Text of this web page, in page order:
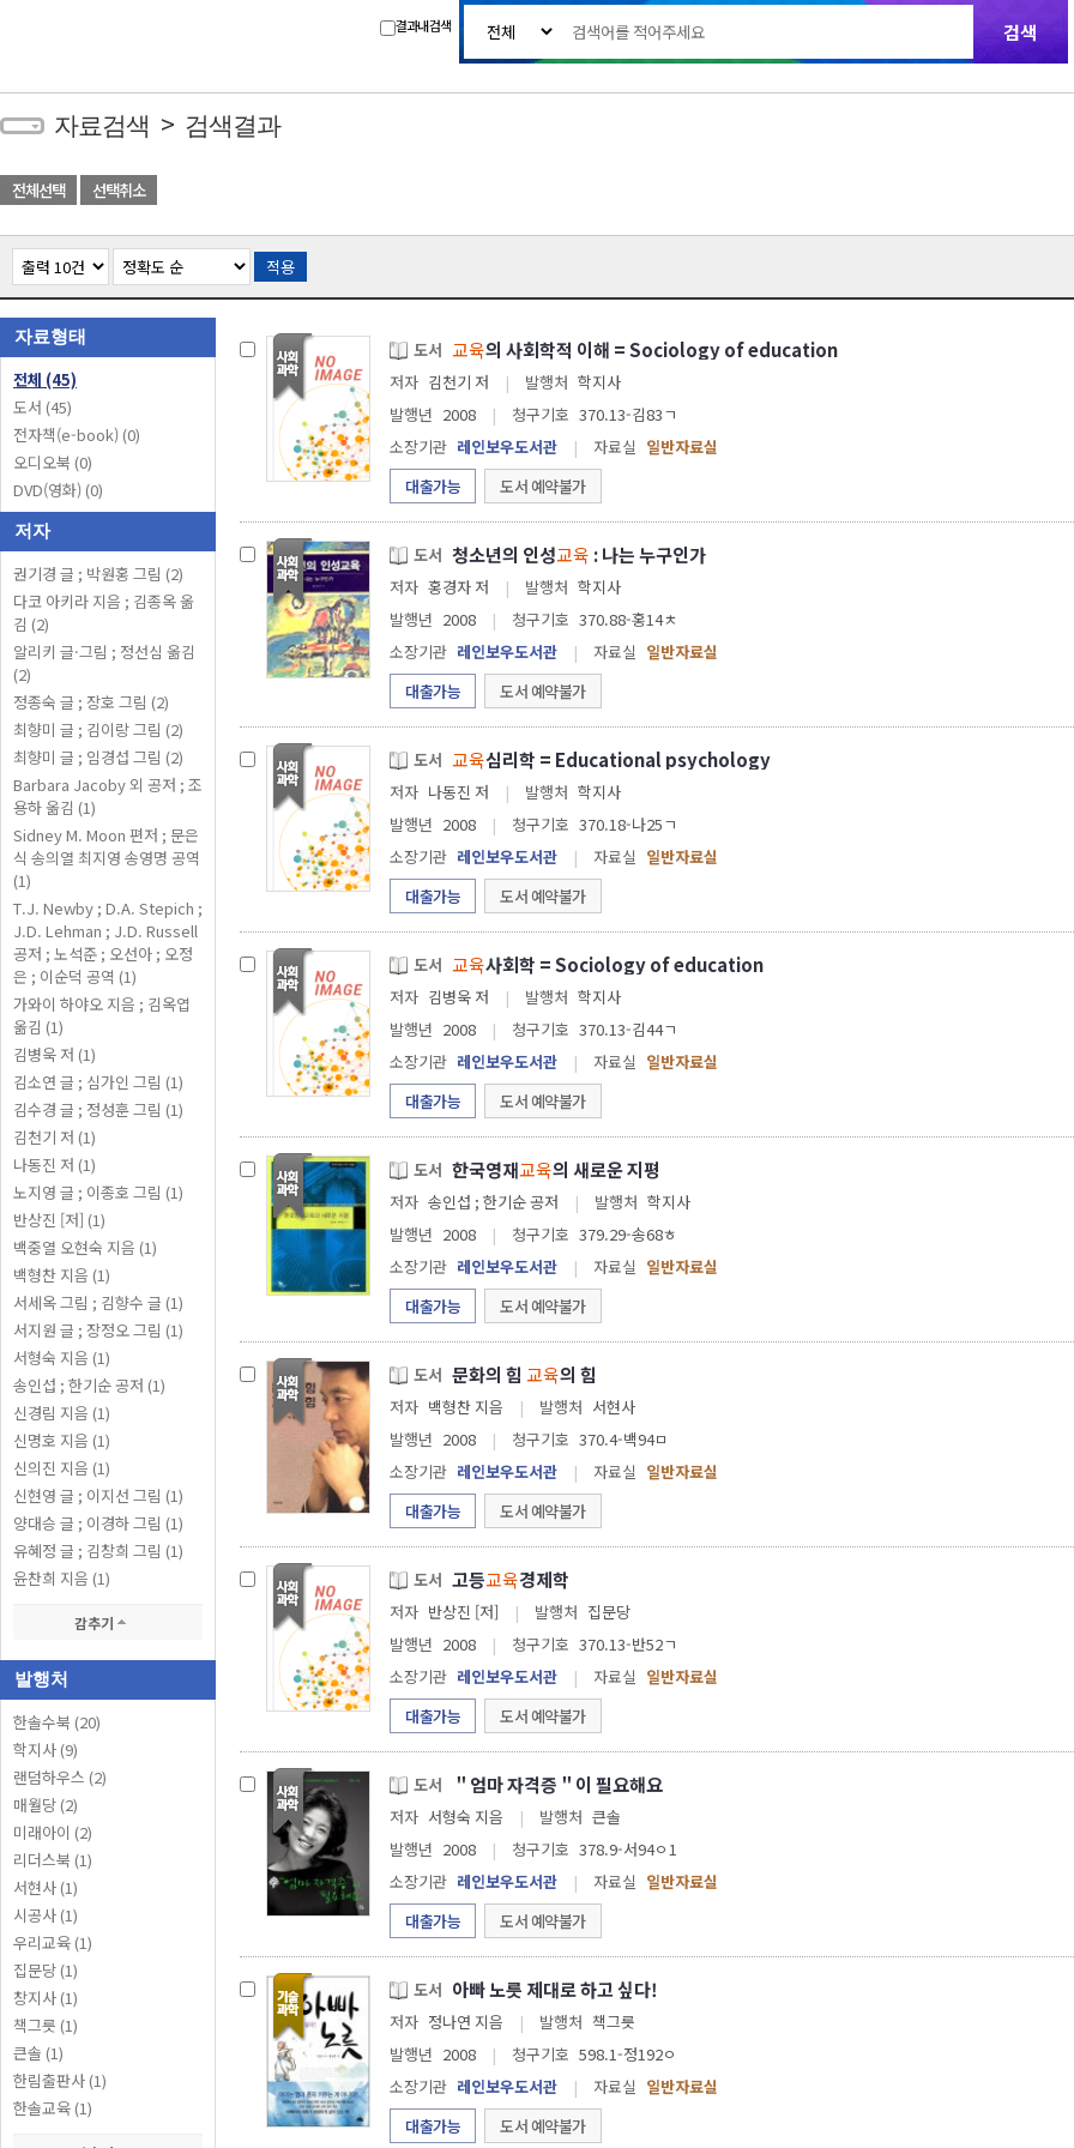
결과내 검색
자료검색 > 검색결과
전체선택 선택취소
적용
자료형태
전체 (45)
도서 (45)
전자책(e-book) (0)
오디오북 (0)
DVD(영화) (0)
저자
권기경 글 ; 박원홍 그림 (2)
다코 아키라 지음 ; 김종옥 옮
김 (2)
알리키 글·그림 ; 정선심 옮김
(2)
정종숙 글 ; 장호 그림 (2)
최향미 글 ; 김이랑 그림 (2)
최향미 글 ; 임경섭 그림 (2)
Barbara Jacoby 외 공저 ; 조
용하 옮김 (1)
Sidney M. Moon 편저 ; 문은
식 송의열 최지영 송영명 공역
(1)
T.J. Newby ; D.A. Stepich ;
J.D. Lehman ; J.D. Russell
공저 ; 노석준 ; 오선아 ; 오정
은 ; 이순덕 공역 (1)
가와이 하야오 지음 ; 김옥엽
옮김 (1)
김병욱 저 (1)
김소연 글 ; 심가인 그림 (1)
김수경 글 ; 정성훈 그림 (1)
김천기 저 (1)
나동진 저 (1)
노지영 글 ; 이종호 그림 (1)
반상진 [저] (1)
백중열 오현숙 지음 (1)
백형찬 지음 (1)
서세옥 그림 ; 김향수 글 (1)
서지원 글 ; 장정오 그림 (1)
서형숙 지음 (1)
송인섭 ; 한기순 공저 (1)
신경림 지음 (1)
신명호 지음 (1)
신의진 지음 (1)
신현영 글 ; 이지선 그림 (1)
양대승 글 ; 이경하 그림 (1)
유혜정 글 ; 김창희 그림 (1)
윤찬희 지음 (1)
감추기
발행처
한솔수북 (20)
학지사 (9)
랜덤하우스 (2)
매월당 (2)
미래아이 (2)
리더스북 (1)
서현사 (1)
시공사 (1)
우리교육 (1)
집문당 (1)
창지사 (1)
책그릇 (1)
큰솔 (1)
한림출판사 (1)
한솔교육 (1)
도서 교육의 사회학적 이해 = Sociology of education
저자 김천기 저 | 발행처 학지사
발행년 2008 | 청구기호 370.13-김83ㄱ
소장기관 레인보우도서관 | 자료실 일반자료실
대출가능
도서 예약불가
도서 청소년의 인성교육 : 나는 누구인가
저자 홍경자 저 | 발행처 학지사
발행년 2008 | 청구기호 370.88-홍14ㅊ
소장기관 레인보우도서관 | 자료실 일반자료실
대출가능
도서 예약불가
도서 교육심리학 = Educational psychology
저자 나동진 저 | 발행처 학지사
발행년 2008 | 청구기호 370.18-나25ㄱ
소장기관 레인보우도서관 | 자료실 일반자료실
대출가능
도서 예약불가
도서 교육사회학 = Sociology of education
저자 김병욱 저 | 발행처 학지사
발행년 2008 | 청구기호 370.13-김44ㄱ
소장기관 레인보우도서관 | 자료실 일반자료실
대출가능
도서 예약불가
도서 한국영재교육의 새로운 지평
저자 송인섭 ; 한기순 공저 | 발행처 학지사
발행년 2008 | 청구기호 379.29-송68ㅎ
소장기관 레인보우도서관 | 자료실 일반자료실
대출가능
도서 예약불가
도서 문화의 힘 교육의 힘
저자 백형찬 지음 | 발행처 서현사
발행년 2008 | 청구기호 370.4-백94ㅁ
소장기관 레인보우도서관 | 자료실 일반자료실
대출가능
도서 예약불가
도서 고등교육경제학
저자 반상진 [저] | 발행처 집문당
발행년 2008 | 청구기호 370.13-반52ㄱ
소장기관 레인보우도서관 | 자료실 일반자료실
대출가능
도서 예약불가
도서 ＂엄마 자격증＂이 필요해요
저자 서형숙 지음 | 발행처 큰솔
발행년 2008 | 청구기호 378.9-서94ㅇ1
소장기관 레인보우도서관 | 자료실 일반자료실
대출가능
도서 예약불가
도서 아빠 노릇 제대로 하고 싶다!
저자 정나연 지음 | 발행처 책그릇
발행년 2008 | 청구기호 598.1-정192ㅇ
소장기관 레인보우도서관 | 자료실 일반자료실
대출가능
도서 예약불가